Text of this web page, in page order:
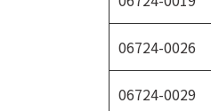
06724-0026
06724-0029